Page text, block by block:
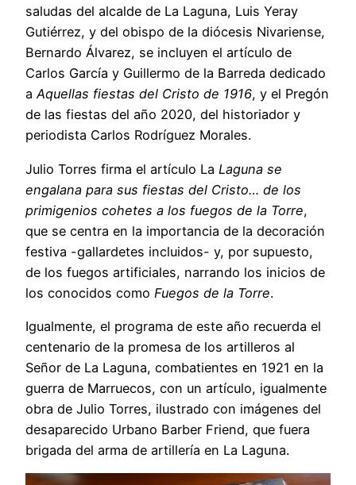
saludas del alcalde de La Laguna, Luis Yeray
Gutiérrez, y del obispo de la diócesis Nivariense,
Bernardo Álvarez, se incluyen el artículo de
Carlos García y Guillermo de la Barreda dedicado
aAquellas fiestas del Cristo de 1916, y el Pregón
de las fiestas del año 2020, del historiador y
periodista Carlos Rodríguez Morales.
Julio Torres firma el artículo La Laguna se
engalana para sus fiestas del Cristo… de los
primigenios cohetes a los fuegos de la Torre,
que se centra en la importancia de la decoración
festiva -gallardetes incluidos- y, por supuesto,
de los fuegos artificiales, narrando los inicios de
los conocidos como Fuegos de la Torre.
Igualmente, el programa de este año recuerda el
centenario de la promesa de los artilleros al
Señor de La Laguna, combatientes en 1921 en la
guerra de Marruecos, con un artículo, igualmente
obra de Julio Torres, ilustrado con imágenes del
desaparecido Urbano Barber Friend, que fuera
brigada del arma de artillería en La Laguna.